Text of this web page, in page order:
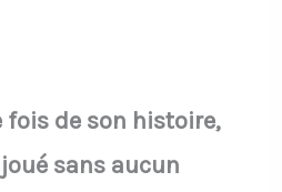
fois de son histoire,
sans aucun